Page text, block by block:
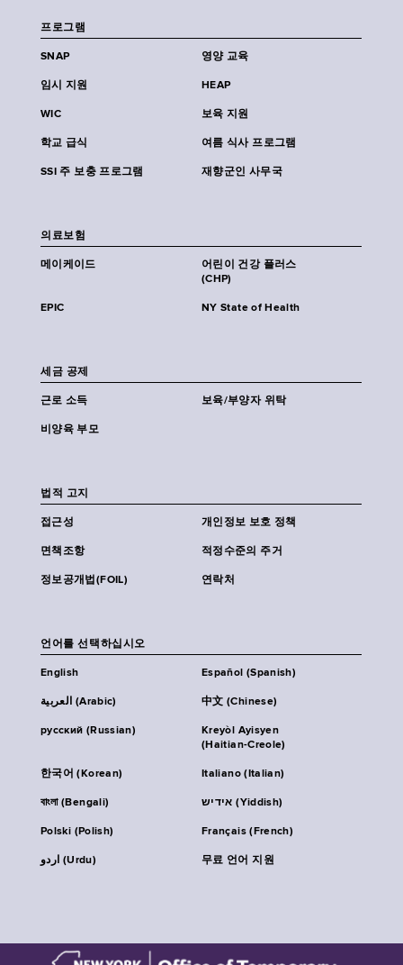
프로그램
SNAP 영양 교육
임시 지원 HEAP
WIC 보육 지원
학교 급식 여름 식사 프로그램
SSI 주 보충 프로그램 재향군인 사무국
의료보험
메이케이드
어린이 건강 플러스
(CHP)
EPIC NY State of Health
세금 공제
근로 소득 보육/부양자 위탁
비양육 부모
법적 고지
접근성 개인정보 보호 정책
면책조항 적정수준의 주거
정보공개법(FOIL) 연락처
언어를 선택하십시오
English Español (Spanish)
العربية (Arabic) 中文 (Chinese)
русский (Russian)
Kreyòl Ayisyen
(Haitian-Creole)
한국어 (Korean) Italiano (Italian)
বাংলা (Bengali) אידיש (Yiddish)
Polski (Polish) Français (French)
اردو (Urdu) 무료 언어 지원